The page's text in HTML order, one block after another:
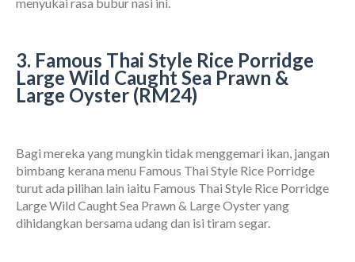
menyukai rasa bubur nasi ini.
3. Famous Thai Style Rice Porridge
Large Wild Caught Sea Prawn &
Large Oyster (RM24)
Bagi mereka yang mungkin tidak menggemari ikan, jangan
bimbang kerana menu Famous Thai Style Rice Porridge
turut ada pilihan lain iaitu Famous Thai Style Rice Porridge
Large Wild Caught Sea Prawn & Large Oyster yang
dihidangkan bersama udang dan isi tiram segar.